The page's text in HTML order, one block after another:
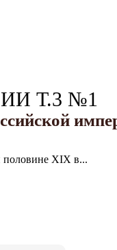
половине XIX в...
Т.3 №1